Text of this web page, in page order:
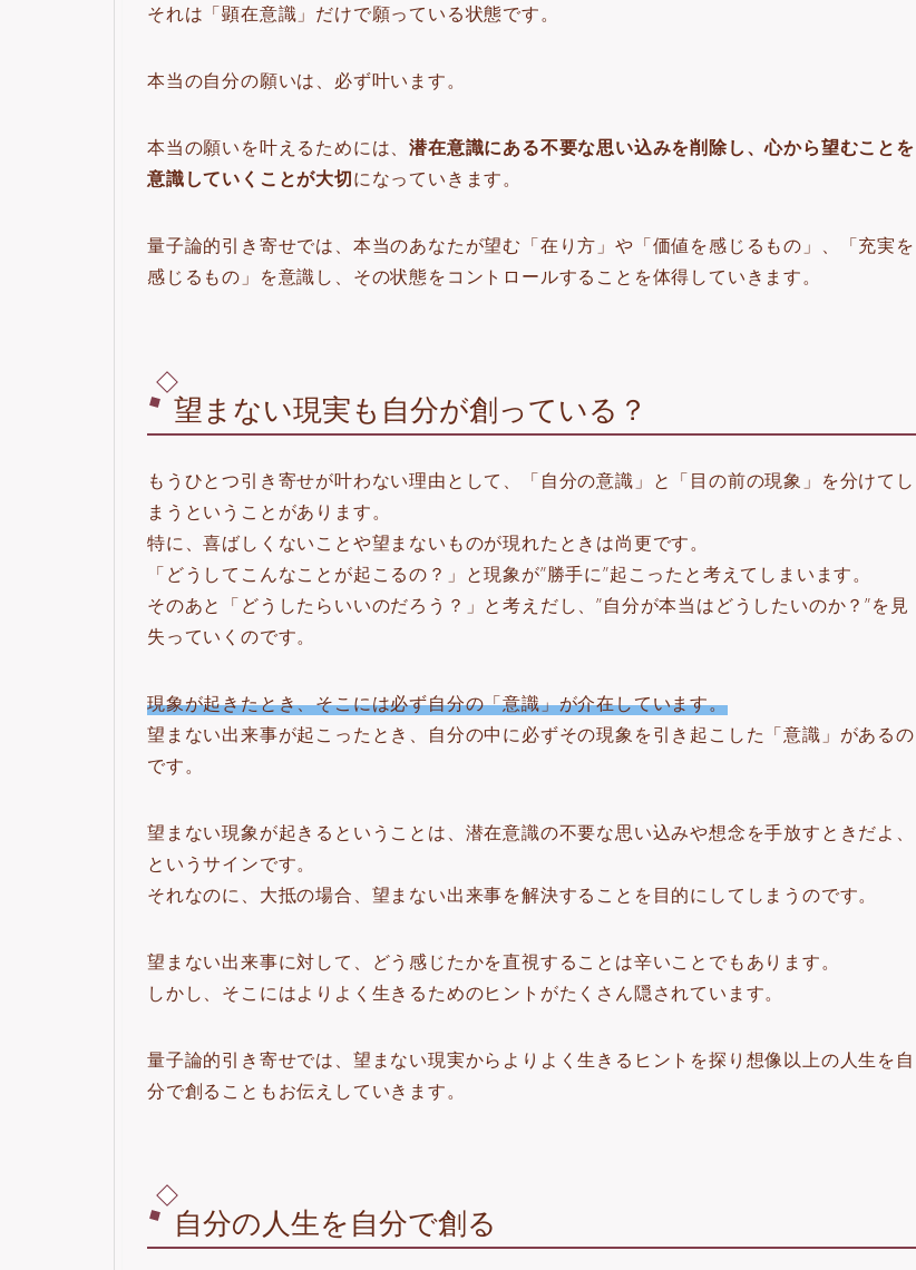
それは「顕在意識」だけで願っている状態です。
本当の自分の願いは、必ず叶います。
本当の願いを叶えるためには、潜在意識にある不要な思い込みを削除し、心から望むことを
意識していくことが大切になっていきます。
量子論的引き寄せでは、本当のあなたが望む「在り方」や「価値を感じるもの」、「充実を
感じるもの」を意識し、その状態をコントロールすることを体得していきます。
望まない現実も自分が創っている？
もうひとつ引き寄せが叶わない理由として、「自分の意識」と「目の前の現象」を分けてし
まうということがあります。
特に、喜ばしくないことや望まないものが現れたときは尚更です。
「どうしてこんなことが起こるの？」と現象が”勝手に”起こったと考えてしまいます。
そのあと「どうしたらいいのだろう？」と考えだし、”自分が本当はどうしたいのか？”を見
失っていくのです。
現象が起きたとき、そこには必ず自分の「意識」が介在しています。
望まない出来事が起こったとき、自分の中に必ずその現象を引き起こした「意識」があるの
です。
望まない現象が起きるということは、潜在意識の不要な思い込みや想念を手放すときだよ、
というサインです。
それなのに、大抵の場合、望まない出来事を解決することを目的にしてしまうのです。
望まない出来事に対して、どう感じたかを直視することは辛いことでもあります。
しかし、そこにはよりよく生きるためのヒントがたくさん隠されています。
量子論的引き寄せでは、望まない現実からよりよく生きるヒントを探り想像以上の人生を自
分で創ることもお伝えしていきます。
自分の人生を自分で創る